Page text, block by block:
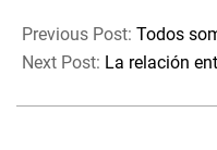
10-
17
Previous Post: Todos
Next Post: La relación